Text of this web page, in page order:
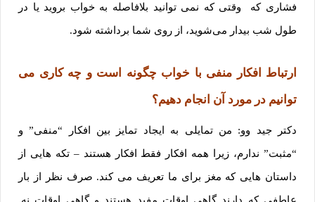
فشاری که وقتی که نمی توانید بلافاصله به خواب بروید یا در
طول شب بیدار می‌شوید، از روی شما برداشته شود.
ارتباط افکار منفی با خواب چگونه است و چه کاری می
توانیم در مورد آن انجام دهیم؟
دکتر جید وو: من تمایلی به ایجاد تمایز بین افکار “منفی” و
“مثبت” ندارم، زیرا همه افکار فقط افکار هستند – تکه هایی از
داستان هایی که مغز برای ما تعریف می کند. صرف نظر از بار